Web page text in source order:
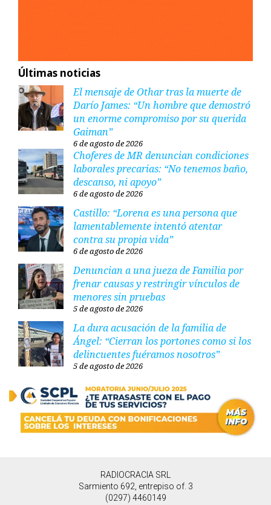
Últimas noticias
El mensaje de Othar tras la muerte de
Darío James: “Un hombre que demostró
un enorme compromiso por su querida
Gaiman”
6 de agosto de 2026
Choferes de MR denuncian condiciones
laborales precarias: “No tenemos baño,
descanso, ni apoyo”
6 de agosto de 2026
Castillo: “Lorena es una persona que
lamentablemente intentó atentar
contra su propia vida”
6 de agosto de 2026
Denuncian a una jueza de Familia por
frenar causas y restringir vínculos de
menores sin pruebas
5 de agosto de 2026
La dura acusación de la familia de
Ángel: “Cierran los portones como si los
delincuentes fuéramos nosotros”
5 de agosto de 2026
RADIOCRACIA SRL
Sarmiento 692, entrepiso of. 3
(0297) 4460149